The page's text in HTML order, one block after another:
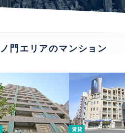
門エリアのマンション
賃貸